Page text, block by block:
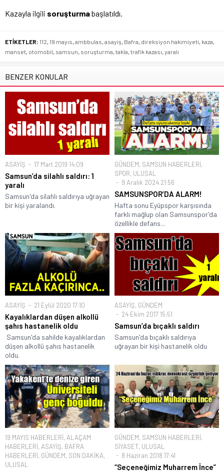
Kazayla ilgili soruşturmabaşlatıldı.
ETİKETLER: 112, 19 mayıs, ambbulas, asayiş, Bafra, direksiyon hakimiyeti, kaza,
manset, otomobil, samsun, soruşturma, takla, trafik kazası, yaralı
BENZER KONULAR
ASAYİŞ 17 Mart 2019 14:09
Samsun’da silahlı saldırı: 1
yaralı
Samsun'da silahlı saldırıya uğrayan
bir kişi yaralandı.
GÜNDEM, SAMSUN HABERLERİ,
SPOR, ULUSAL
9 Aralık 2024 21:56
SAMSUNSPOR’DA ALARM!
Hafta sonu Eyüpspor karşısında
farklı mağlup olan Samsunspor'da
özellikle defans...
ASAYİŞ 21 Eylül 2020 17:10
Kayalıklardan düşen alkollü
şahıs hastanelik oldu
Samsun'da sahilde kayalıklardan
düşen alkollü şahıs hastanelik
oldu.
ASAYİŞ, GÜNDEM
24 Ekim 2017 15:51
Samsun’da bıçaklı saldırı
Samsun'da bıçaklı saldırıya
uğrayan bir kişi hastanelik oldu
19 MAYIS HABERLERİ, ALAÇAM
HABERLERİ, ASAYİŞ, BAFRA
HABERLERİ, GÜNDEM, SON DAKİKA,
ULUSAL
GÜNDEM, SAMSUN HABERLERİ,
SİYASET, ULUSAL
8 Haziran 2018 17:41
“Seçeneğimiz Muharrem İnce”